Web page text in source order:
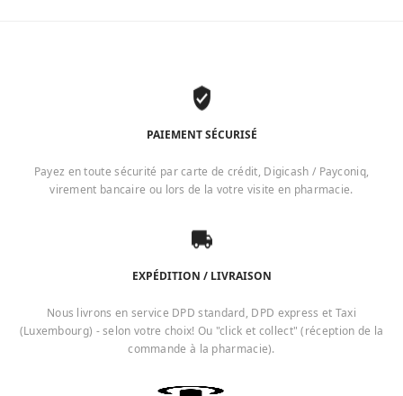
PAIEMENT SÉCURISÉ
Payez en toute sécurité par carte de crédit, Digicash / Payconiq,
virement bancaire ou lors de la votre visite en pharmacie.
EXPÉDITION / LIVRAISON
Nous livrons en service DPD standard, DPD express et Taxi
(Luxembourg) - selon votre choix! Ou "click et collect" (réception de la
commande à la pharmacie).